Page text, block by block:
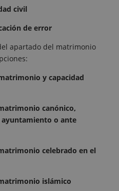
civil
de error
apartado del matrimonio
y capacidad
canónico,
ayuntamiento o ante
celebrado en el
islámico